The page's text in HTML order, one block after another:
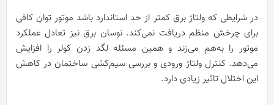
در شرایطی که ولتاژ برق کمتر از حد استاندارد باشد موتور توان کافی
برای چرخش منظم دریافت نمی‌کند. نوسان برق نیز تعادل عملکرد
موتور را به‌هم می‌زند و همین مسئله لگد زدن کولر را افزایش
می‌دهد. کنترل ولتاژ ورودی و بررسی سیم‌کشی ساختمان در کاهش
این اختلال تاثیر زیادی دارد.